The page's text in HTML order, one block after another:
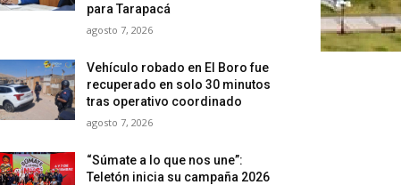
para Tarapacá
agosto 7, 2026
Vehículo robado en El Boro fue
recuperado en solo 30 minutos
tras operativo coordinado
agosto 7, 2026
“Súmate a lo que nos une”:
Teletón inicia su campaña 2026